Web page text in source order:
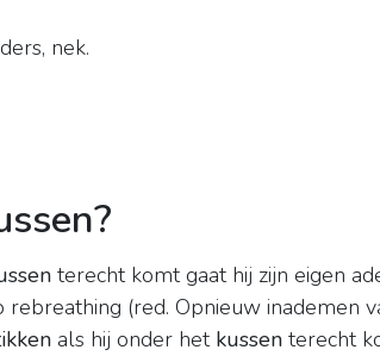
nek.
terecht komt gaat hij zijn eigen
(red. Opnieuw inademen
als hij onder het kussen terecht